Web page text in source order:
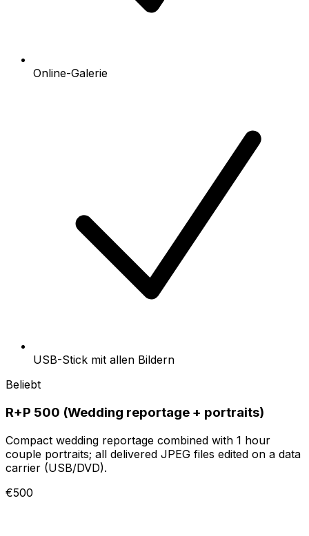
Online-Galerie
USB-Stick mit allen Bildern
Beliebt
R+P 500 (Wedding reportage + portraits)
Compact wedding reportage combined with 1 hour
couple portraits; all delivered JPEG files edited on a data
carrier (USB/DVD).
€500